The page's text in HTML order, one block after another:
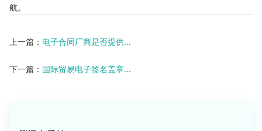
航。
上一篇： 电子合同厂商是否提供...
下一篇： 国际贸易电子签名盖章...